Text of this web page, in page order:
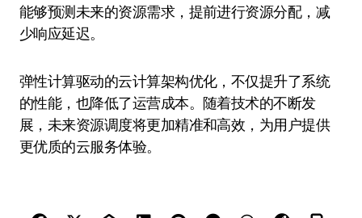
能够预测未来的资源需求，提前进行资源分配，减
少响应延迟。
弹性计算驱动的云计算架构优化，不仅提升了系统
的性能，也降低了运营成本。随着技术的不断发
展，未来资源调度将更加精准和高效，为用户提供
更优质的云服务体验。